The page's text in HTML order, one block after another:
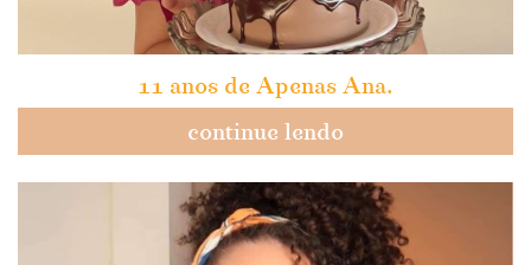
11 anos de Apenas Ana.
continue lendo